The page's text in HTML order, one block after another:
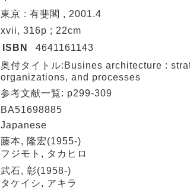
東京 : 有斐閣 , 2001.4
xvii, 316p ; 22cm
ISBN
4641161143
奥付タイトル:Busines architecture :
organizations, and processes
参考文献一覧: p299-309
BA51698885
Japanese
藤本, 隆宏(1955-)
フジモト, タカヒロ
武石, 彰(1958-)
タケイシ, アキラ